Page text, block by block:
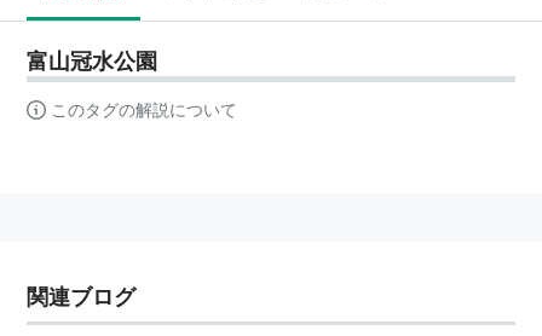
富山冠水公園
このタグの解説について
関連ブログ